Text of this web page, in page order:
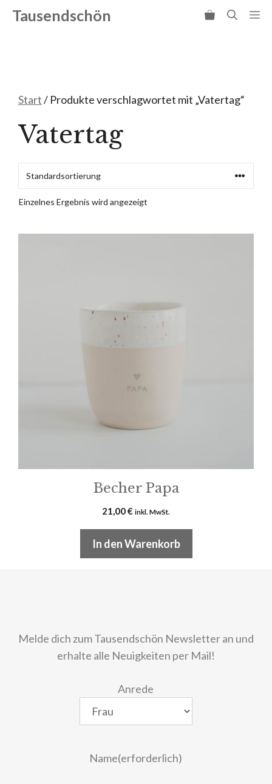
Zum
Inhalt
Tausendschön
Start/ Produkte verschlagwortet mit „Vatertag“
Vatertag
Einzelnes Ergebnis wird angezeigt
Becher Papa
21,00€ inkl. MwSt.
In den Warenkorb
Melde dich zum Tausendschön Newsletter an und
erhalte alle Neuigkeiten per Mail!
Anrede
Name(erforderlich)